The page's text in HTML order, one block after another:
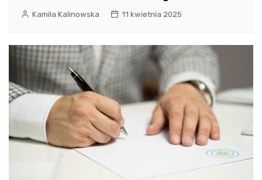
Kamila Kalinowska 11 kwietnia 2025